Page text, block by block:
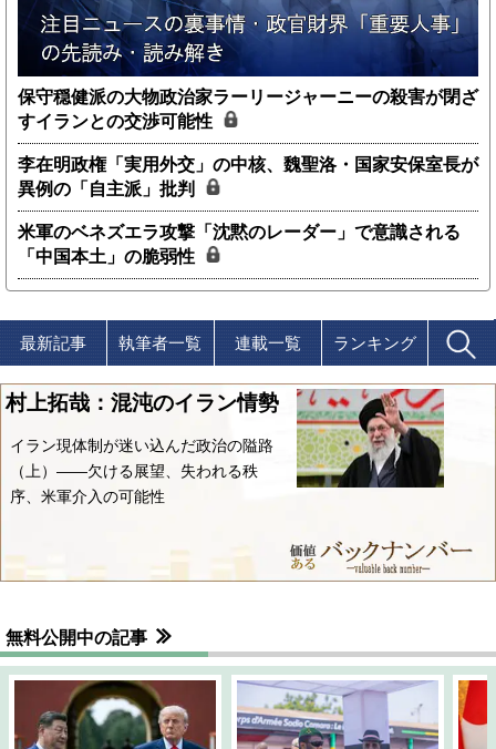
保守穏健派の大物政治家ラーリージャーニーの殺害が閉ざ
すイランとの交渉可能性
李在明政権「実用外交」の中核、魏聖洛・国家安保室長が
異例の「自主派」批判
米軍のベネズエラ攻撃「沈黙のレーダー」で意識される
「中国本土」の脆弱性
最新記事 執筆者一覧 連載一覧 ランキング
村上拓哉：混沌のイラン情勢
イラン現体制が迷い込んだ政治の隘路
（上）――欠ける展望、失われる秩
序、米軍介入の可能性
無料公開中の記事